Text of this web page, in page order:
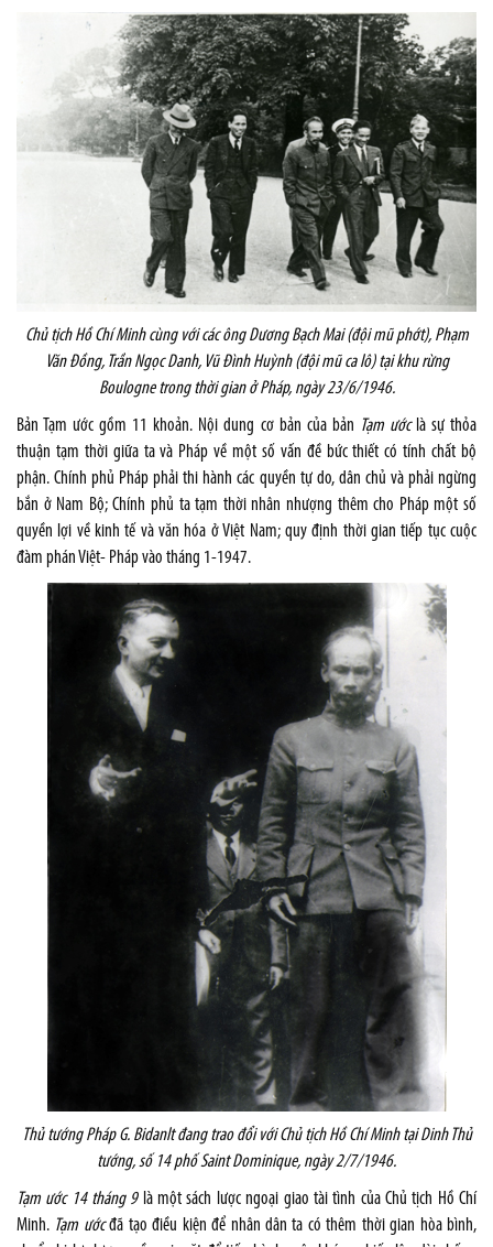
Chủ tịch Hồ Chí Minh cùng với các ông Dương Bạch Mai (đội mũ phớt), Phạm
Văn Đồng, Trần Ngọc Danh, Vũ Đình Huỳnh (đội mũ ca lô) tại khu rừng
Boulogne trong thời gian ở Pháp, ngày 23/6/1946.
Bản Tạm ước gồm 11 khoản. Nội dung cơ bản của bản Tạm ướclà sự thỏa
thuận tạm thời giữa ta và Pháp về một số vấn đề bức thiết có tính chất bộ
phận. Chính phủ Pháp phải thi hành các quyền tự do, dân chủ và phải ngừng
bắn ở Nam Bộ; Chính phủ ta tạm thời nhân nhượng thêm cho Pháp một số
quyền lợi về kinh tế và văn hóa ở Việt Nam; quy định thời gian tiếp tục cuộc
đàm phán Việt- Pháp vào tháng 1-1947.
Thủ tướng Pháp G. Bidanlt đang trao đổi với Chủ tịch Hồ Chí Minh tại Dinh Thủ
tướng, số 14 phố Saint Dominique, ngày 2/7/1946.
Tạm ước 14 tháng 9là một sách lược ngoại giao tài tình của Chủ tịch Hồ Chí
Minh. Tạm ướcđã tạo điều kiện để nhân dân ta có thêm thời gian hòa bình,